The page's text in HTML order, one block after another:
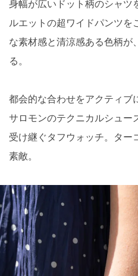
身幅が広いドット柄のシャツ
ルエットの超ワイドパンツを
な素材感と清涼感ある色柄が
る。
都会的な合わせをアクティブ
サロモンのテクニカルシュー
受け継ぐタフウォッチ。ター
素敵。